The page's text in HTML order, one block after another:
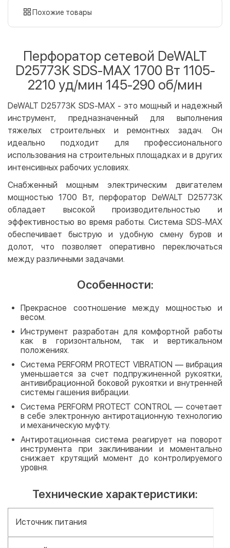
картой
LiqPay
Apple Pay
Google Pay
Безналичный расчет
Оплата на карту юр.лица
Бесплатно
Кредит
Оплата частями (Приватбанк)
Покупка частями (Монобанк)
Похожие товары
Перфоратор сетевой DeWALT
D25773K SDS-MAX 1700 Bт 1105-
2210 уд/мин 145-290 об/мин
DeWALT D25773K SDS-MAX - это мощный и надежный
инструмент, предназначенный для выполнения
тяжелых строительных и ремонтных задач. Он
идеально подходит для профессионального
использования на строительных площадках и в других
интенсивных рабочих условиях.
Снабженный мощным электрическим двигателем
мощностью 1700 Вт, перфоратор DeWALT D25773K
обладает высокой производительностью и
эффективностью во время работы. Система SDS-MAX
обеспечивает быструю и удобную смену буров и
долот, что позволяет оперативно переключаться
между различными задачами.
Особенности:
Прекрасное соотношение между мощностью и
весом.
Инструмент разработан для комфортной работы
как в горизонтальном, так и вертикальном
положениях.
Система PERFORM PROTECT VIBRATION — вибрация
уменьшается за счет подпружиненной рукоятки,
антивибрационной боковой рукоятки и внутренней
системы гашения вибрации.
Система PERFORM PROTECT CONTROL — сочетает
в себе электронную антиротационную технологию
и механическую муфту.
Антиротационная система реагирует на поворот
инструмента при заклинивании и моментально
снижает крутящий момент до контролируемого
уровня.
Технические характеристики:
Источник питания